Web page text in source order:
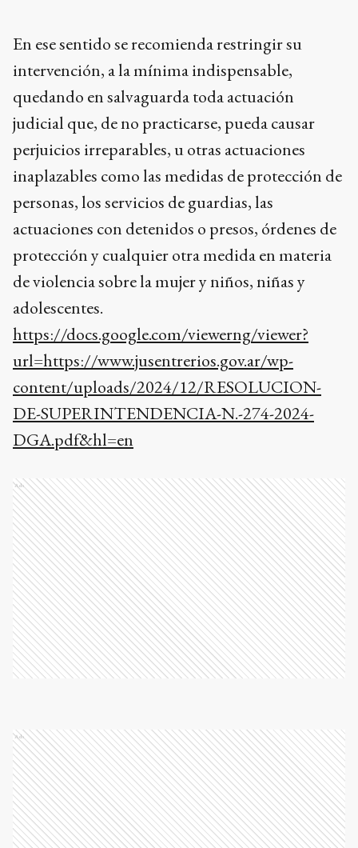
En ese sentido se recomienda restringir su
intervención, a la mínima indispensable,
quedando en salvaguarda toda actuación
judicial que, de no practicarse, pueda causar
perjuicios irreparables, u otras actuaciones
inaplazables como las medidas de protección de
personas, los servicios de guardias, las
actuaciones con detenidos o presos, órdenes de
protección y cualquier otra medida en materia
de violencia sobre la mujer y niños, niñas y
adolescentes.
https://docs.google.com/viewerng/viewer?
url=https://www.jusentrerios.gov.ar/wp-
content/uploads/2024/12/RESOLUCION-
DE-SUPERINTENDENCIA-N.-274-2024-
DGA.pdf&hl=en
Ads
Ads